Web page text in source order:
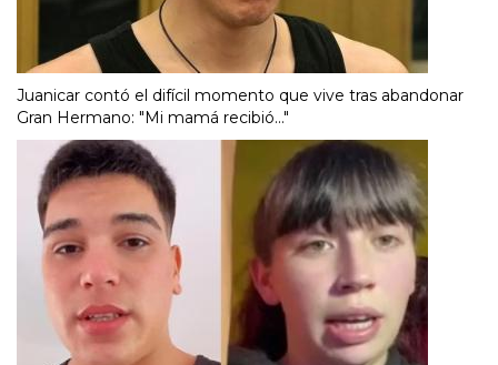
Juanicar contó el difícil momento que vive tras abandonar
Gran Hermano: "Mi mamá recibió..."